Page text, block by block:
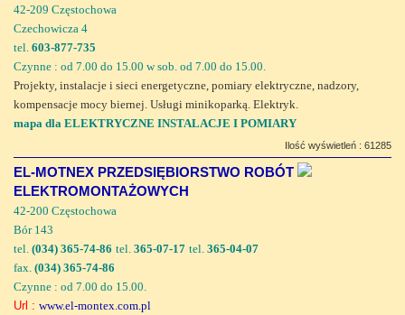
42-209 Częstochowa
Czechowicza 4
tel. 603-877-735
Czynne : od 7.00 do 15.00 w sob. od 7.00 do 15.00.
Projekty, instalacje i sieci energetyczne, pomiary elektryczne, nadzory,
kompensacje mocy biernej. Usługi minikoparką. Elektryk.
mapa dla ELEKTRYCZNE INSTALACJE I POMIARY
Ilość wyświetleń : 61285
EL-MOTNEX PRZEDSIĘBIORSTWO ROBÓT
ELEKTROMONTAŻOWYCH
42-200 Częstochowa
Bór 143
tel. (034) 365-74-86 tel. 365-07-17 tel. 365-04-07
fax. (034) 365-74-86
Czynne : od 7.00 do 15.00.
Url : www.el-montex.com.pl